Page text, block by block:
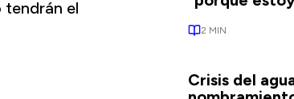
tendrán el
2 MIN
Crisis del